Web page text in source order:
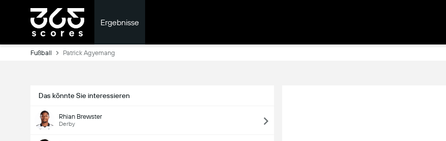
Ergebnisse
Fußball Patrick Agyemang
Das könnte Sie interessieren
Rhian Brewster
Derby